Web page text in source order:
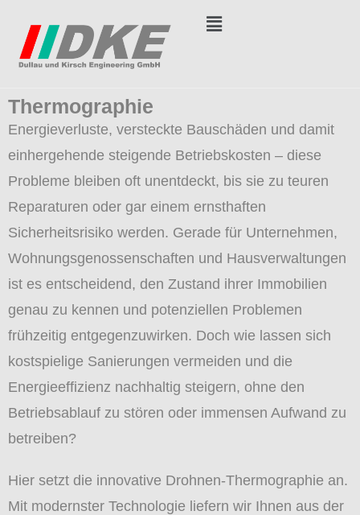
Thermographie
Energieverluste, versteckte Bauschäden und damit
einhergehende steigende Betriebskosten – diese
Probleme bleiben oft unentdeckt, bis sie zu teuren
Reparaturen oder gar einem ernsthaften
Sicherheitsrisiko werden. Gerade für Unternehmen,
Wohnungsgenossenschaften und Hausverwaltungen
ist es entscheidend, den Zustand ihrer Immobilien
genau zu kennen und potenziellen Problemen
frühzeitig entgegenzuwirken. Doch wie lassen sich
kostspielige Sanierungen vermeiden und die
Energieeffizienz nachhaltig steigern, ohne den
Betriebsablauf zu stören oder immensen Aufwand zu
betreiben?
Hier setzt die innovative Drohnen-Thermographie an.
Mit modernster Technologie liefern wir Ihnen aus der